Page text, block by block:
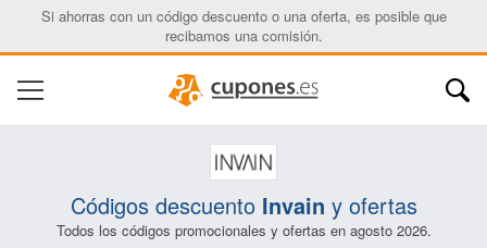
Si ahorras con un código descuento o una oferta, es posible que
recibamos una comisión.
Códigos descuento Invain y ofertas
Todos los códigos promocionales y ofertas en agosto 2026.